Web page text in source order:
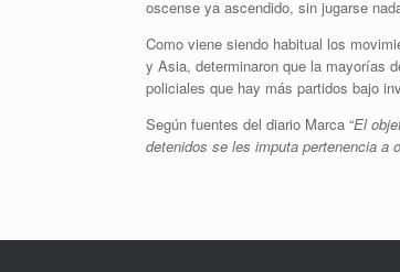
oscense ya ascendido, sin jugarse
Como viene siendo habitual los
y Asia, determinaron que la mayorías
policiales que hay más partidos bajo
Según fuentes del diario Marca “El
detenidos se les imputa pertenencia a